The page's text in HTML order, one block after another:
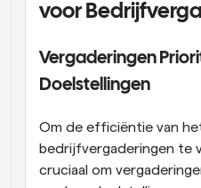
voor
Vergaderingen
Doelstellingen
Om de efficiëntie van
bedrijfvergaderingen te
cruciaal om